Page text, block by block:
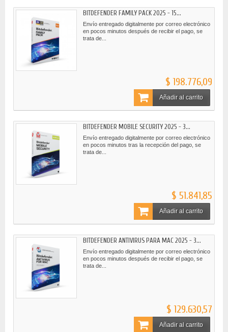
BITDEFENDER FAMILY PACK 2025 - 15...
Envío entregado digitalmente por correo electrónico
en pocos minutos después de recibir el pago, se
trata de...
$ 198.776,09
Añadir al carrito
BITDEFENDER MOBILE SECURITY 2025 - 3...
Envío entregado digitalmente por correo electrónico
en pocos minutos tras la recepción del pago, se
trata de...
$ 51.841,85
Añadir al carrito
BITDEFENDER ANTIVIRUS PARA MAC 2025 - 3...
Envío entregado digitalmente por correo electrónico
en pocos minutos después de recibir el pago, se
trata de...
$ 129.630,57
Añadir al carrito